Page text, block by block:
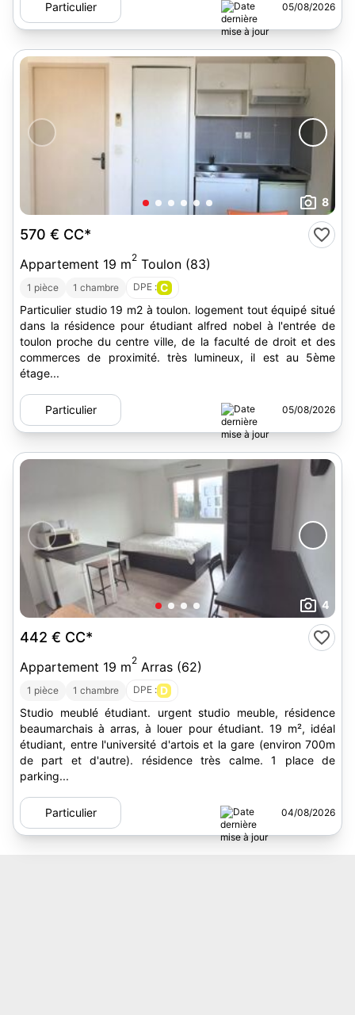
Particulier 05/08/2026
8
570 € CC*
Appartement 19 m2 Toulon (83)
1 pièce 1 chambre DPE : C
Particulier studio 19 m2 à toulon. logement tout équipé situé
dans la résidence pour étudiant alfred nobel à l'entrée de
toulon proche du centre ville, de la faculté de droit et des
commerces de proximité. très lumineux, il est au 5ème
étage...
Particulier 05/08/2026
4
442 € CC*
Appartement 19 m2 Arras (62)
1 pièce 1 chambre DPE : D
Studio meublé étudiant. urgent studio meuble, résidence
beaumarchais à arras, à louer pour étudiant. 19 m², idéal
étudiant, entre l'université d'artois et la gare (environ 700m
de part et d'autre). résidence très calme. 1 place de
parking...
Particulier 04/08/2026